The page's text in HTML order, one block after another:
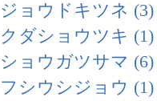
ジョウドキツネ (3)
クダショウツキ (1)
ショウガツサマ (6)
フシウシジョウ (1)